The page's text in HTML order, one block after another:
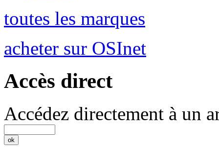
toutes les marques
acheter sur OSInet
Accès direct
Accédez directement à un